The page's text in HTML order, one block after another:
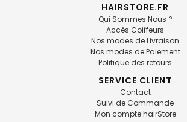
HAIRSTORE.FR
Qui Sommes Nous ?
Accès Coiffeurs
Nos modes de Livraison
Nos modes de Paiement
Politique des retours
SERVICE CLIENT
Contact
Suivi de Commande
Mon compte hairStore